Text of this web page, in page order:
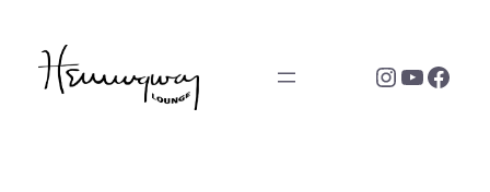
springen
Instagram